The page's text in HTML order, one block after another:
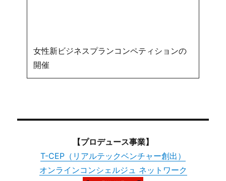
女性新ビジネスプランコンペティションの
開催
【プロデュース事業】
T-CEP（リアルテックベンチャー創出）
オンラインコンシェルジュ ネットワーク